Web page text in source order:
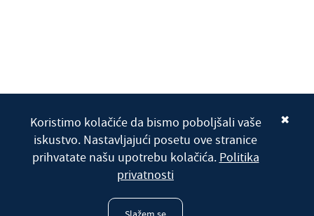
Koristimo kolačiće da bismo poboljšali vaše
iskustvo. Nastavljajući posetu ove stranice
prihvatate našu upotrebu kolačića. Politika
privatnosti
✖